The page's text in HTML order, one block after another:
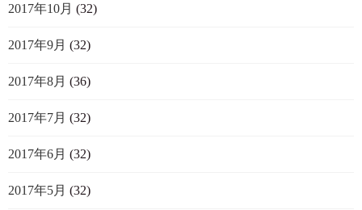
2017年10月 (32)
2017年9月 (32)
2017年8月 (36)
2017年7月 (32)
2017年6月 (32)
2017年5月 (32)